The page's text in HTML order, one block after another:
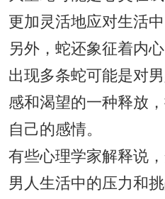
更加灵活地应对生活中
另外，蛇还象征着内
出现多条蛇可能是对
感和渴望的一种释放
自己的感情。
有些心理学家解释说
男人生活中的压力和